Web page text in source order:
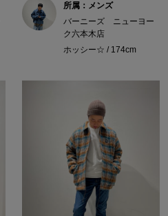
所属：メンズ
バーニーズ ニューヨー
ク六本木店
ホッシー☆ / 174cm